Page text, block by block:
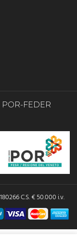
FEDER
C.S. € 50.000 i.v.